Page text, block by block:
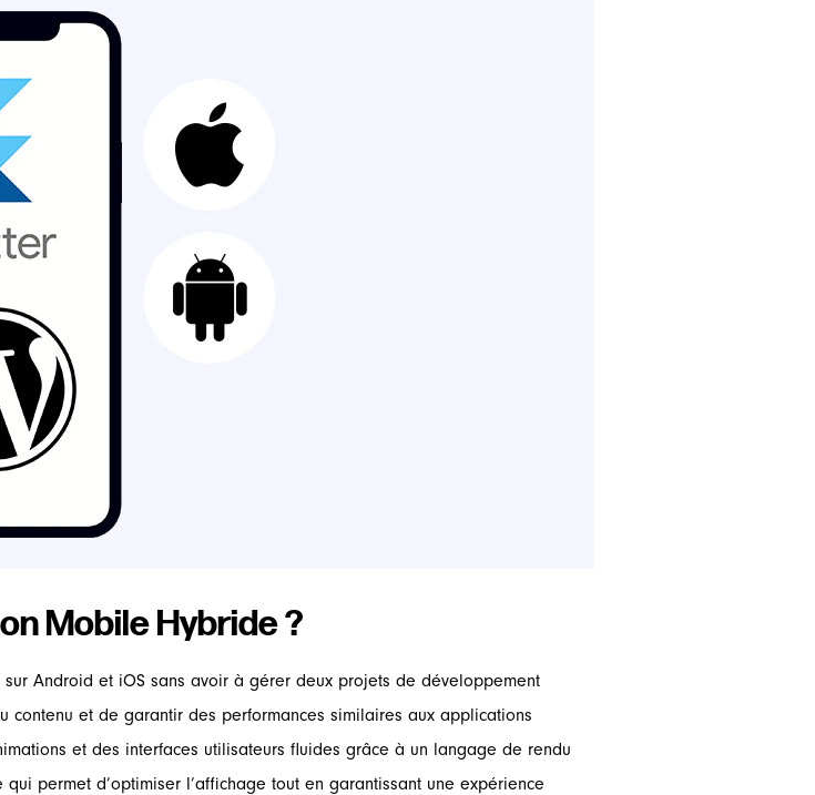
Mobile Hybride ?
Android et iOS sans avoir à gérer deux projets de développement
et de garantir des performances similaires aux applications
et des interfaces utilisateurs fluides grâce à un langage de rendu
permet d’optimiser l’affichage tout en garantissant une expérience